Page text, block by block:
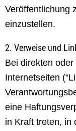
Veröffentlichung
einzustellen.
2. Verweise und
Bei direkten
Internetseiten
eine
in Kraft treten, in